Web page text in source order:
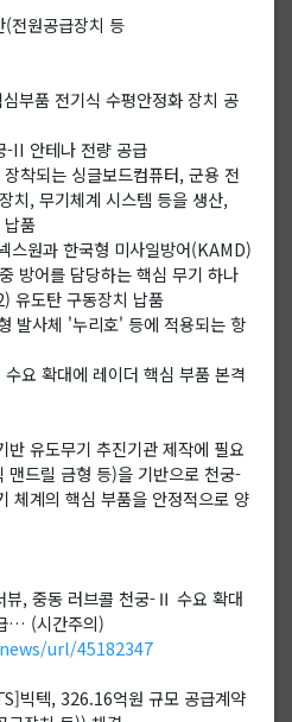
전원공급장치 등
부품 전기식 수평안정화 장치 공
-II 안테나 전량 공급
착되는 싱글보드컴퓨터, 군용 전
치, 무기체계 시스템 등을 생산,
품
스원과 한국형 미사일방어(KAMD)
방어를 담당하는 핵심 무기 하나
유도탄 구동장치 납품
발사체 '누리호' 등에 적용되는 항
요 확대에 레이더 핵심 부품 본격
반 유도무기 추진기관 제작에 필요
맨드릴 금형 등)을 기반으로 천궁-
체계의 핵심 부품을 안정적으로 양
, 중동 러브콜 천궁-Ⅱ 수요 확대
… (시간주의)
url/45182347
빅텍, 326.16억원 규모 공급계약